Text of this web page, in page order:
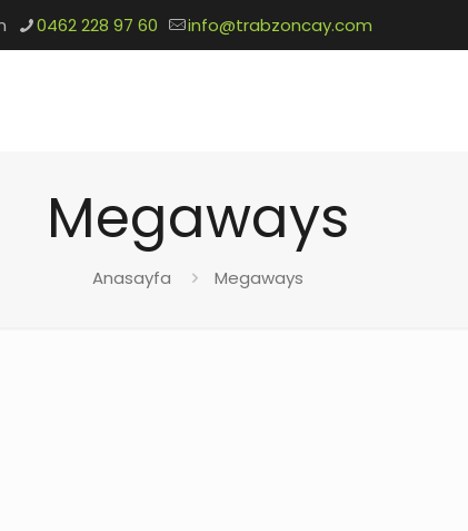
0462 228 97 60 info@trabzoncay.com
Megaways
Anasayfa Megaways